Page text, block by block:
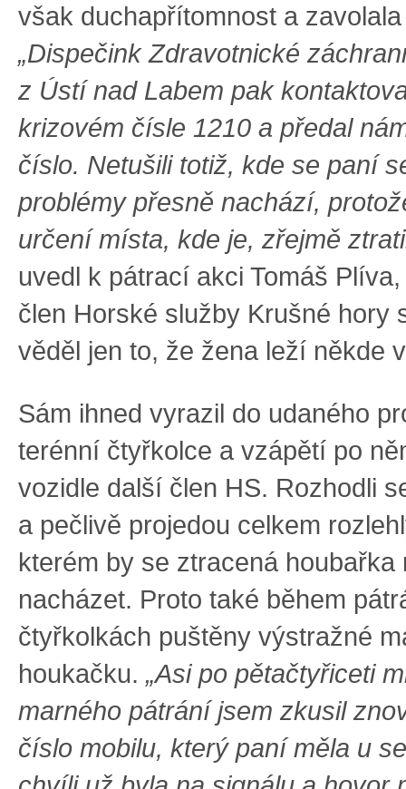
však duchapřítomnost a
„Dispečink Zdravotnické
z Ústí nad Labem pak
krizovém čísle 1210 a předal
číslo. Netušili totiž, kde se paní
problémy přesně nachází,
určení místa, kde je, zřejmě
uvedl k pátrací akci Tomáš
člen Horské služby Krušné hory
věděl jen to, že žena leží někde
Sám ihned vyrazil do udaného
terénní čtyřkolce a vzápětí po
vozidle další člen HS. Rozhodli
a pečlivě projedou celkem
kterém by se ztracená houbařka
nacházet. Proto také během
čtyřkolkách puštěny výstražné
houkačku. „Asi po pětačtyřiceti
marného pátrání jsem zkusil
číslo mobilu, který paní měla u